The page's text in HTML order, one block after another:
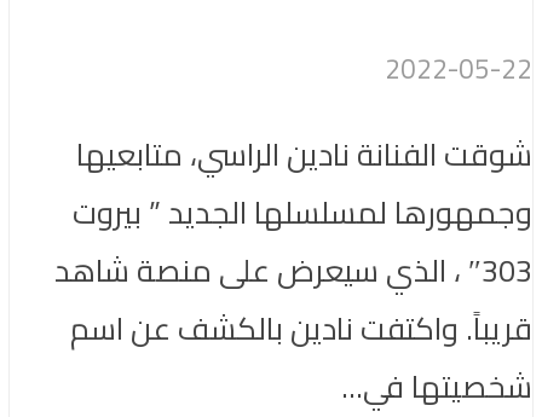
2022-05-22
شوقت الفنانة نادين الراسي، متابعيها
وجمهورها لمسلسلها الجديد ” بيروت
303″ ، الذي سيعرض على منصة شاهد
قريباً. واكتفت نادين بالكشف عن اسم
شخصيتها في...